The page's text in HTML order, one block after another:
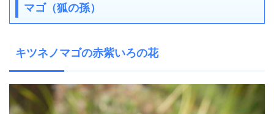
マゴ（狐の孫）
キツネノマゴの赤紫いろの花